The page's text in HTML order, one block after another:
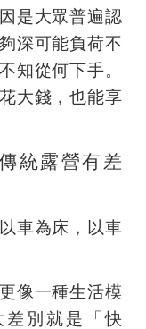
是大眾普遍認
深可能負荷不
知從何下手。
大錢，也能享
統露營有差
車為床，以車
像一種生活模
別就是「快